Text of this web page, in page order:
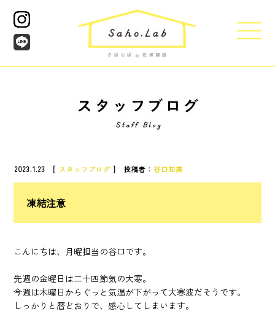
2023.1.23 [ スタッフブログ ] 投稿者：谷口知美
凍結注意
こんにちは、月曜担当の谷口です。
先週の金曜日は二十四節気の大寒。
今週は木曜日からぐっと気温が下がって大寒波だそうです。
しっかりと暦どおりで、感心してしまいます。